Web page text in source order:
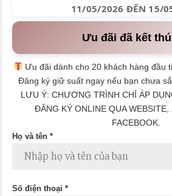
11/05/2026 ĐẾN 15/
Ưu đãi đã kết
Ưu đãi dành cho 20 khách hàng
Đăng ký giữ suất ngay nếu bạn chưa
LƯU Ý: CHƯƠNG TRÌNH CHỈ ÁP
ĐĂNG KÝ ONLINE QUA WEBSITE,
FACEBOOK.
Họ và tên *
Số điện thoại *